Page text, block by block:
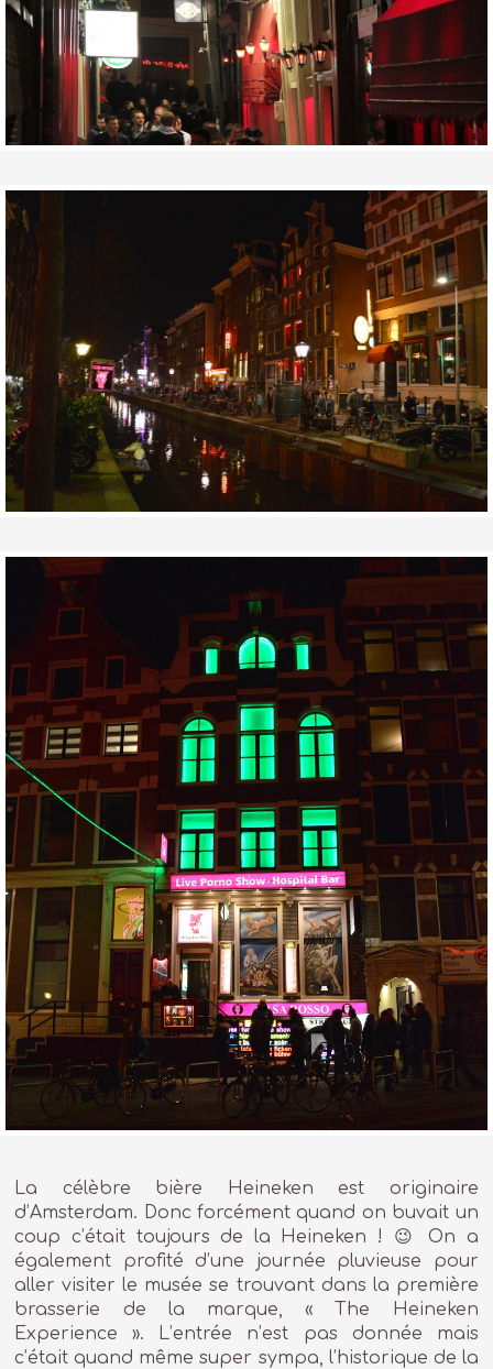
La célèbre bière Heineken est originaire
d’Amsterdam. Donc forcément quand on buvait un
coup c’était toujours de la Heineken ! 😉 On a
également profité d’une journée pluvieuse pour
aller visiter le musée se trouvant dans la première
brasserie de la marque, « The Heineken
Experience ». L’entrée n’est pas donnée mais
c’était quand même super sympa, l’historique de la